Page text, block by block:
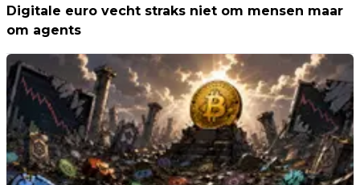
Digitale euro vecht straks niet om mensen maar
om agents